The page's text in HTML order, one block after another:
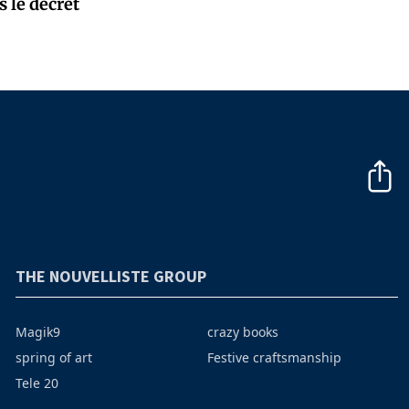
THE NOUVELLISTE GROUP
Magik9
spring of art
Tele 20
crazy books
Festive craftsmanship